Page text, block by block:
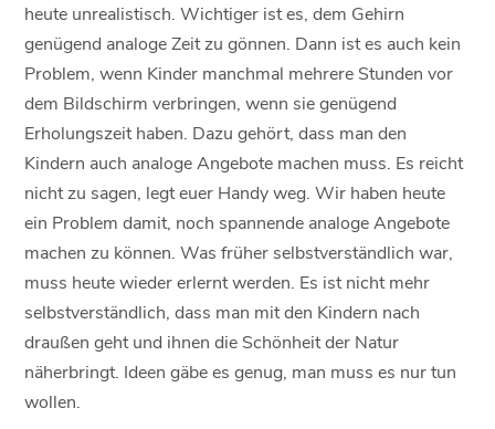
heute unrealistisch. Wichtiger ist es, dem Gehirn
genügend analoge Zeit zu gönnen. Dann ist es auch kein
Problem, wenn Kinder manchmal mehrere Stunden vor
dem Bildschirm verbringen, wenn sie genügend
Erholungszeit haben. Dazu gehört, dass man den
Kindern auch analoge Angebote machen muss. Es reicht
nicht zu sagen, legt euer Handy weg. Wir haben heute
ein Problem damit, noch spannende analoge Angebote
machen zu können. Was früher selbstverständlich war,
muss heute wieder erlernt werden. Es ist nicht mehr
selbstverständlich, dass man mit den Kindern nach
draußen geht und ihnen die Schönheit der Natur
näherbringt. Ideen gäbe es genug, man muss es nur tun
wollen.